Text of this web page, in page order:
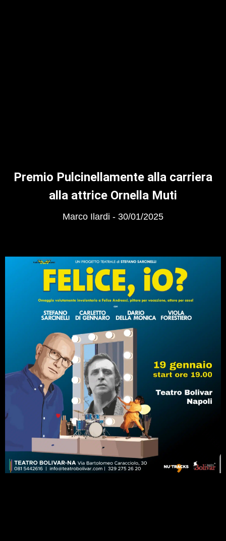
Premio Pulcinellamente alla carriera
alla attrice Ornella Muti
Marco Ilardi 30/01/2025